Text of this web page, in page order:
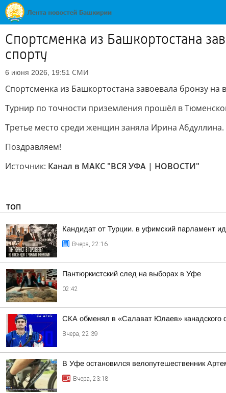
Спортсменка из Башкортостана
спорту
6 июня 2026, 19:51 СМИ
Спортсменка из Башкортостана завоевала бронзу
Турнир по точности приземления прошёл в
Третье место среди женщин заняла Ирина
Поздравляем!
Источник: Канал в МАКС "ВСЯ УФА | НОВОСТИ"
ТОП
Кандидат от Турции. в уфимский парламент
Вчера, 22:16
Пантюркистский след на выборах в Уфе
02:42
СКА обменял в «Салават Юлаев»
Вчера, 22:39
В Уфе остановился велопутешественник
Вчера, 23:18